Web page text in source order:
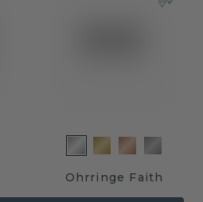
Ohrringe Faith